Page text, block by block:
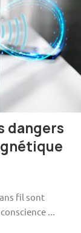
dangers
fil sont
...